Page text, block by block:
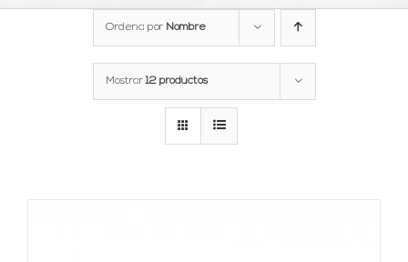
Ordena por Nombre
Mostrar12 productos